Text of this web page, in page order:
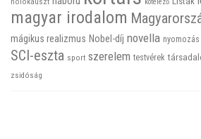
holokauszt kötelező
magyar irodalom
mágikus realizmus Nobel-díj novella nyomozás
SCI-eszta sport szerelem testvérek
zsidóság